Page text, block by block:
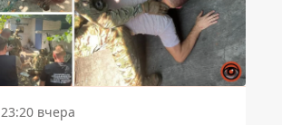
23:20 вчера